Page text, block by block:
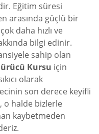
Eğitim süresi
arasında güçlü bir
daha hızlı ve
bilgi edinir.
sahip olan
Kursu için
olarak
son derece keyifli
o halde bizlerle
kaybetmeden